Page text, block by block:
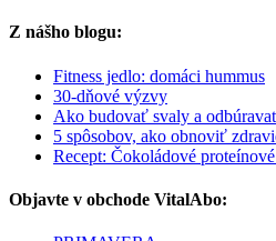
Z nášho blogu:
Fitness jedlo: domáci hummus
30-dňové výzvy
Ako budovať svaly a
5 spôsobov, ako obnoviť
Recept: Čokoládové
Objavte v obchode VitalAbo: